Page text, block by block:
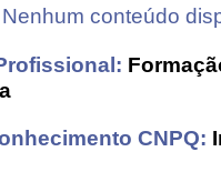
Nenhum conteúdo
CNPQ: